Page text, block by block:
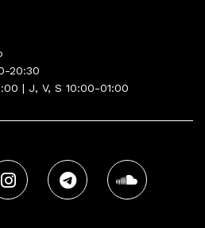
20:30
| J, V, S 10:00-01:00